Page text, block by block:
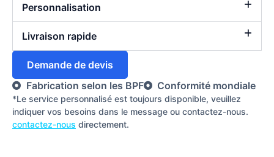
Personnalisation
Livraison rapide
Demande de devis
Fabrication selon les BPF
Conformité mondiale
*Le service personnalisé est toujours disponible, veuillez
indiquer vos besoins dans le message ou contactez-nous.
contactez-nous directement.